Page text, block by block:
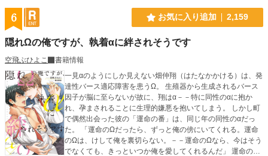
6 お気に入り追加 2,159
隠れΩの俺ですが、執着αに絆されそうです
空飛ぶひよこ
書籍情報
一見αのようにしか見えない畑仲翔（はたなかかける）は、発
達性バース適応障害を患うΩ。 生殖器から生成されるバース
因子が脳に至らないが故に、翔はα－－特に同性のαに抱か
れ、孕まされることに生理的嫌悪を抱いてしまう。 しかし町
で偶然出会った彼の「運命の番」は、同じ年の同性のαだっ
た。 「運命のΩだったら、ずっと俺の傍にいてくれる。運命
のΩは、けして俺を裏切らない。－－運命のΩなら、今はそう
でなくても、きっといつか俺を愛してくれるんだ」 運命の番